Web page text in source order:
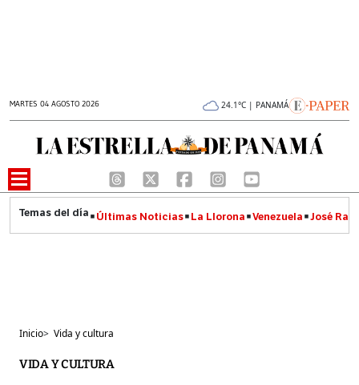
MARTES 04 AGOSTO 2026 24.1°C | PANAMÁ
Últimas Noticias La Llorona Venezuela José
Inicio> Vida y cultura
VIDA Y CULTURA